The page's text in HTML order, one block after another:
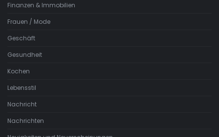
Finanzen & Immobilien
Frauen / Mode
Geschäft
Gesundheit
Kochen
Lebensstil
Nachricht
Nachrichten